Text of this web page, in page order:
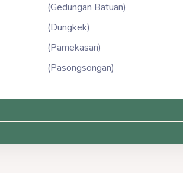
(Gedungan Batuan)
(Dungkek)
(Pamekasan)
(Pasongsongan)